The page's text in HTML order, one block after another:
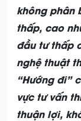
không phân
thấp, cao
đầu tư thấp
nghệ thuật
“Hướng đi”
vực tư vấn
thuận lợi,